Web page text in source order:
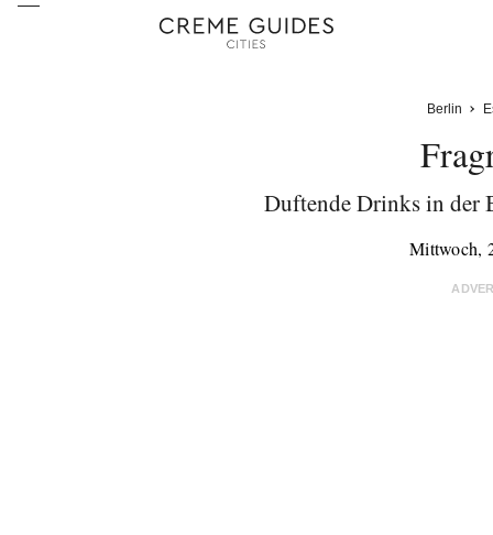
Berlin
Duftende Drinks in der
Mittwoch,